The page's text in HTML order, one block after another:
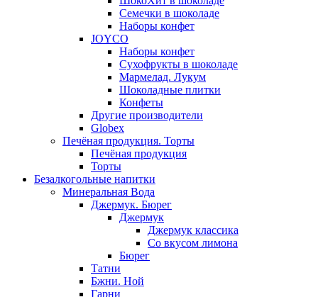
Семечки в шоколаде
Наборы конфет
JOYCO
Наборы конфет
Сухофрукты в шоколаде
Мармелад. Лукум
Шоколадные плитки
Конфеты
Другие производители
Globex
Печёная продукция. Торты
Печёная продукция
Торты
Безалкогольные напитки
Минеральная Вода
Джермук. Бюрег
Джермук
Джермук классика
Со вкусом лимона
Бюрег
Татни
Бжни. Ной
Гарни